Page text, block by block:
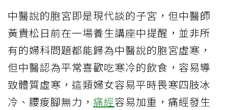
中醫說的胞宮即是現代談的子宮，但中醫師
黃貴松日前在一場養生講座中提醒，並非所
有的婦科問題都能歸為中醫說的胞宮虛寒，
但中醫認為平常喜歡吃寒冷的飲食，容易導
致體質虛寒，這類婦女容易平時畏寒四肢冰
冷、腰痠腳無力， 痛經容易加重，痛經發生